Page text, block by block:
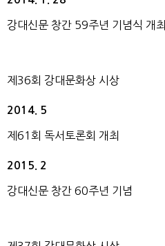
강대신문 창간 59주년 기념식 개최
제36회 강대문화상 시상
2014. 5
제61회 독서토론회 개최
2015. 2
강대신문 창간 60주년 기념